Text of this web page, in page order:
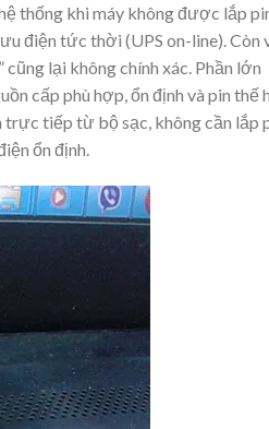
thống khi máy không được lắp
điện tức thời (UPS on-line). Còn
cũng lại không chính xác. Phần lớn
cấp phù hợp, ổn định và pin thế
trực tiếp từ bộ sạc, không cần lắp
ổn định.